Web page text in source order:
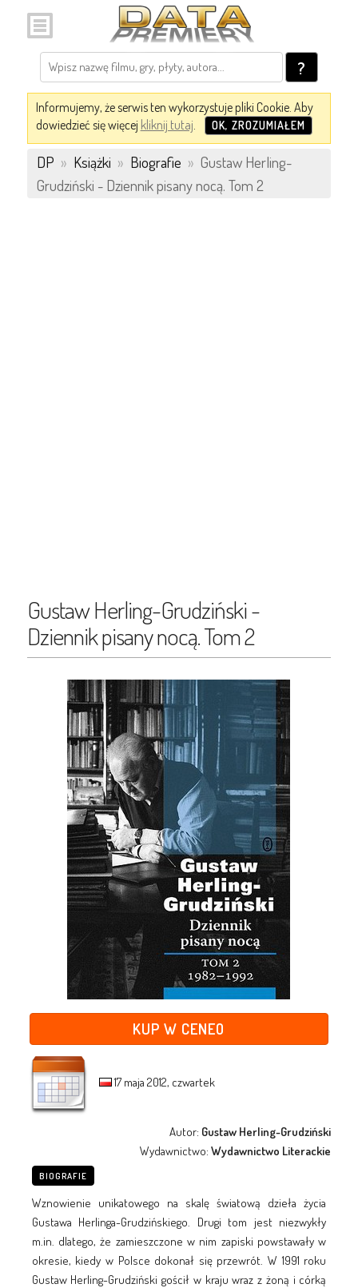
?
Informujemy, że serwis ten wykorzystuje pliki Cookie. Aby
dowiedzieć się więcej kliknij tutaj. OK, ZROZUMIAŁEM
DP » Książki » Biografie » Gustaw Herling-
Grudziński - Dziennik pisany nocą. Tom 2
Gustaw Herling-Grudziński -
Dziennik pisany nocą. Tom 2
KUP W CENEO
17 maja 2012, czwartek
Autor: Gustaw Herling-Grudziński
Wydawnictwo:Wydawnictwo Literackie
BIOGRAFIE
Wznowienie unikatowego na skalę światową dzieła życia
Gustawa Herlinga-Grudzińskiego. Drugi tom jest niezwykły
m.in. dlatego, że zamieszczone w nim zapiski powstawały w
okresie, kiedy w Polsce dokonał się przewrót. W 1991 roku
Gustaw Herling-Grudziński gościł w kraju wraz z żoną i córką